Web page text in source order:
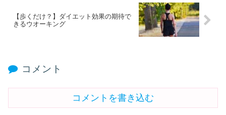
【歩くだけ？】ダイエット効果の期待で
きるウオーキング
コメント
コメントを書き込む